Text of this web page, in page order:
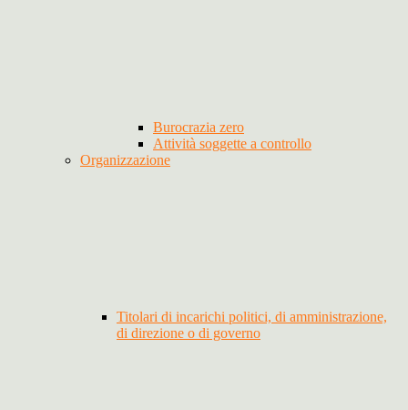
Burocrazia zero
Attività soggette a controllo
Organizzazione
Titolari di incarichi politici, di amministrazione,
di direzione o di governo